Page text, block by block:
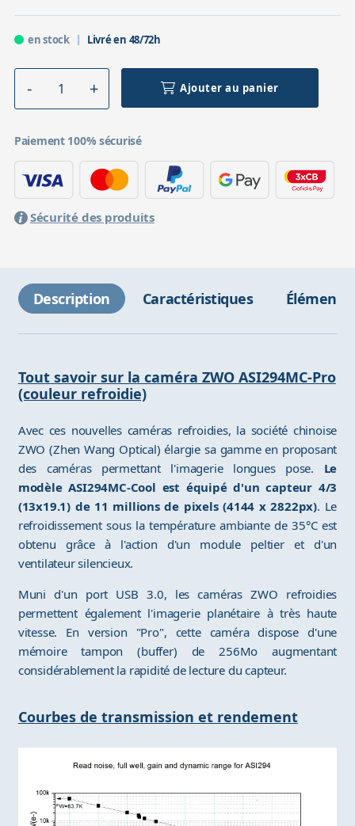
en stock Livré en 48/72h
Ajouter au panier
Paiement 100% sécurisé
Sécurité des produits
Description Caractéristiques Éléments
Tout savoir sur la caméra ZWO ASI294MC-Pro
(couleur refroidie)
Avec ces nouvelles caméras refroidies, la société chinoise
ZWO (Zhen Wang Optical) élargie sa gamme en proposant
des caméras permettant l'imagerie longues pose. Le
modèle ASI294MC-Cool est équipé d'un capteur 4/3
(13x19.1) de 11 millions de pixels (4144 x 2822px). Le
refroidissement sous la température ambiante de 35°C est
obtenu grâce à l'action d'un module peltier et d'un
ventilateur silencieux.
Muni d'un port USB 3.0, les caméras ZWO refroidies
permettent également l'imagerie planétaire à très haute
vitesse. En version "Pro", cette caméra dispose d'une
mémoire tampon (buffer) de 256Mo augmentant
considérablement la rapidité de lecture du capteur.
Courbes de transmission et rendement